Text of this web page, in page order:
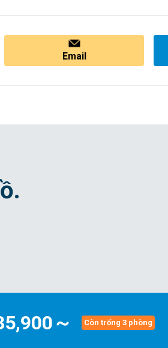
Email
～ Còn trống 3 phòng